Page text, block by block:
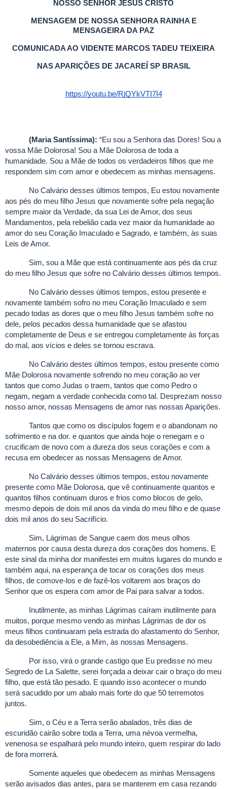
NOSSO SENHOR JESUS CRISTO
MENSAGEM DE NOSSA SENHORA RAINHA E
MENSAGEIRA DA PAZ
COMUNICADA AO VIDENTE MARCOS TADEU TEIXEIRA
NAS APARIÇÕES DE JACAREÍ SP BRASIL
https://youtu.be/RjQYkVTI7I4
(Maria Santíssima): “Eu sou a Senhora das Dores! Sou a
vossa Mãe Dolorosa! Sou a Mãe Dolorosa de toda a
humanidade. Sou a Mãe de todos os verdadeiros filhos que me
respondem sim com amor e obedecem as minhas mensagens.
No Calvário desses últimos tempos, Eu estou novamente
aos pés do meu filho Jesus que novamente sofre pela negação
sempre maior da Verdade, da sua Lei de Amor, dos seus
Mandamentos, pela rebelião cada vez maior da humanidade ao
amor do seu Coração Imaculado e Sagrado, e também, às suas
Leis de Amor.
Sim, sou a Mãe que está continuamente aos pés da cruz
do meu filho Jesus que sofre no Calvário desses últimos tempos.
No Calvário desses últimos tempos, estou presente e
novamente também sofro no meu Coração Imaculado e sem
pecado todas as dores que o meu filho Jesus também sofre no
dele, pelos pecados dessa humanidade que se afastou
completamente de Deus e se entregou completamente às forças
do mal, aos vícios e deles se tornou escrava.
No Calvário destes últimos tempos, estou presente como
Mãe Dolorosa novamente sofrendo no meu coração ao ver
tantos que como Judas o traem, tantos que como Pedro o
negam, negam a verdade conhecida como tal. Desprezam nosso
nosso amor, nossas Mensagens de amor nas nossas Aparições.
Tantos que como os discípulos fogem e o abandonam no
sofrimento e na dor. e quantos que ainda hoje o renegam e o
crucificam de novo com a dureza dos seus corações e com a
recusa em obedecer as nossas Mensagens de Amor.
No Calvário desses últimos tempos, estou novamente
presente como Mãe Dolorosa, que vê continuamente quantos e
quantos filhos continuam duros e frios como blocos de gelo,
mesmo depois de dois mil anos da vinda do meu filho e de quase
dois mil anos do seu Sacrifício.
Sim, Lágrimas de Sangue caem dos meus olhos
maternos por causa desta dureza dos corações dos homens. E
este sinal da minha dor manifestei em muitos lugares do mundo e
também aqui, na esperança de tocar os corações dos meus
filhos, de comove-los e de fazê-los voltarem aos braços do
Senhor que os espera com amor de Pai para salvar a todos.
Inutilmente, as minhas Lágrimas caíram inutilmente para
muitos, porque mesmo vendo as minhas Lágrimas de dor os
meus filhos continuaram pela estrada do afastamento do Senhor,
da desobediência a Ele, a Mim, às nossas Mensagens.
Por isso, virá o grande castigo que Eu predisse no meu
Segredo de La Salette, serei forçada a deixar cair o braço do meu
filho, que está tão pesado. E quando isso acontecer o mundo
será sacudido por um abalo mais forte do que 50 terremotos
juntos.
Sim, o Céu e a Terra serão abalados, três dias de
escuridão cairão sobre toda a Terra, uma névoa vermelha,
venenosa se espalhará pelo mundo inteiro, quem respirar do lado
de fora morrerá.
Somente aqueles que obedecem as minhas Mensagens
serão avisados dias antes, para se manterem em casa rezando